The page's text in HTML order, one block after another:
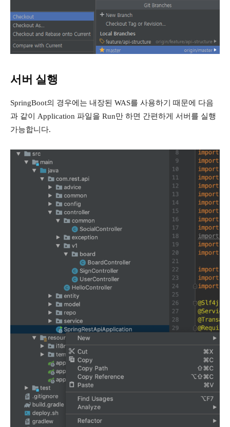
서버 실행
SpringBoot의 경우에는 내장된 WAS를 사용하기 때문에 다음
과 같이 Application 파일을 Run만 하면 간편하게 서버를 실행
가능합니다.